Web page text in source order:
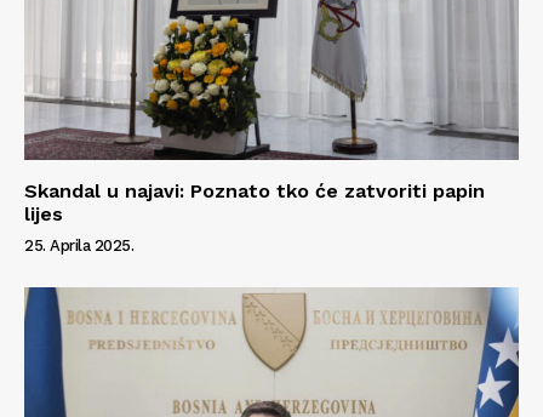
Skandal u najavi: Poznato tko će zatvoriti papin
lijes
25. Aprila 2025.